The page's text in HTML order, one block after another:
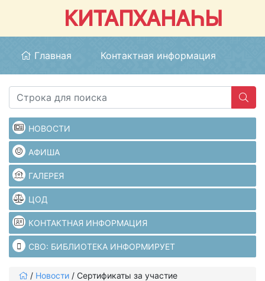
КИТАПХАНАҺЫ
Главная Контактная информация
НОВОСТИ
АФИША
ГАЛЕРЕЯ
ЦОД
КОНТАКТНАЯ ИНФОРМАЦИЯ
СВО: БИБЛИОТЕКА ИНФОРМИРУЕТ
/ Новости / Сертификаты за участие